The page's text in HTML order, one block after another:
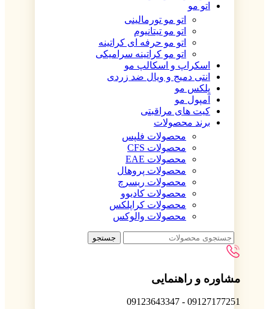
اتو مو
اتو مو تورمالینی
اتو مو تیتانیوم
اتو مو حرفه ای کراتینه
اتو مو کراتینه سرامیکی
اسکراپ و اسکالپ مو
انتی دمیج و ویال ضد زردی
پلکس مو
آمپول مو
کیت های مراقبتی
برند محصولات
محصولات فلپس
محصولات CFS
محصولات EAE
محصولات پروهال
محصولات ریسرچ
محصولات کادیوو
محصولات کراپلکس
محصولات والوکس
جستجو
مشاوره و راهنمایی
09127177251 - 09123643347